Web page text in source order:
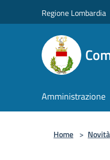
Regione Lombardia
Amministrazione
Home > Novità